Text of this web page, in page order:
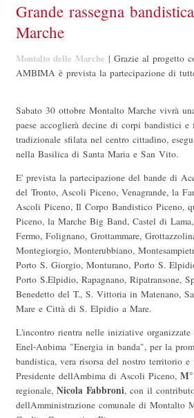
Grande rassegna
Marche
Montalto delle Marche | Grazie al progetto
AMBIMA è prevista la partecipazione di
Sabato 30 ottobre Montalto Marche vivrà
paese accoglierà decine di corpi bandistici e
tradizionale sfilata nel centro cittadino,
nella Basilica di Santa Maria e San Vito.
E' prevista la partecipazione del bande di
del Tronto, Ascoli Piceno, Venagrande, la
Ascoli Piceno, Il Corpo Bandistico Piceno,
Piceno, la Marche Big Band, Castel di
Fermo, Folignano, Grottammare,
Montegiorgio, Monterubbiano,
Porto S. Giorgio, Monturano, Porto S.
Porto S.Elpidio, Rapagnano, Ripatransone,
Benedetto del T., S. Vittoria in Matenano,
Mare e Città di S. Elpidio a Mare.
L'incontro rientra nelle iniziative
Enel-Anbima "Energia in banda", per la
bandistica, vera risorsa del nostro territorio
Presidente dellAmbima di Ascoli Piceno,
regionale, Nicola Fabbroni, con il
dellAmministrazione comunale di Montalto